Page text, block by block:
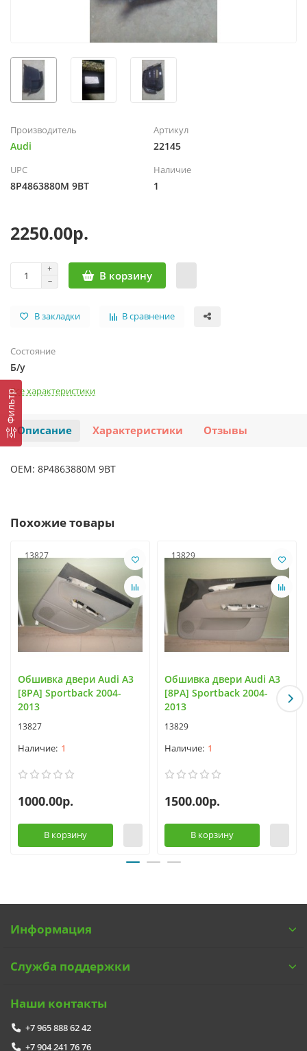
Фильтр
Производитель
Audi
Артикул
22145
UPC
8P4863880M 9BT
Наличие
1
2250.00р.
В корзину
В закладки В сравнение
Состояние
Б/у
Все характеристики
Описание Характеристики Отзывы
OEM: 8P4863880M 9BT
Похожие товары
13827
Обшивка двери Audi A3
[8PA] Sportback 2004-
2013
13827
1
1000.00р.
В корзину
13829
Обшивка двери Audi A3
[8PA] Sportback 2004-
2013
13829
1
1500.00р.
В корзину
Информация
Служба поддержки
Наши контакты
+7 965 888 62 42
+7 904 241 76 76